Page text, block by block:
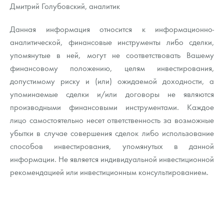
Дмитрий Голубовский, аналитик
Данная информация относится к информационно-
аналитической, финансовые инструменты либо сделки,
упомянутые в ней, могут не соответствовать Вашему
финансовому положению, целям инвестирования,
допустимому риску и (или) ожидаемой доходности, а
упоминаемые сделки и/или договоры не являются
производными финансовыми инструментами. Каждое
лицо самостоятельно несет ответственность за возможные
убытки в случае совершения сделок либо использование
способов инвестирования, упомянутых в данной
информации. Не является индивидуальной инвестиционной
рекомендацией или инвестиционным консультированием.